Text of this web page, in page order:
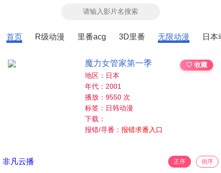
首页 R级动漫 里番acg 3D里番 无限动漫 日本
魔力女管家第一季
♡ 收藏
地区：日本
年代：2001
播放：9550 次
标签：日韩动漫
下载：
报错/寻番：报错求番入口
非凡云播 正序 倒序